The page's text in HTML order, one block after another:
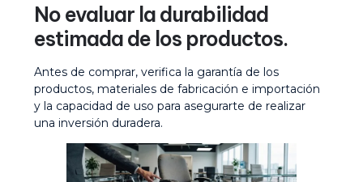
No evaluar la durabilidad
estimada de los productos.
Antes de comprar, verifica la garantía de los
productos, materiales de fabricación e importación
y la capacidad de uso para asegurarte de realizar
una inversión duradera.